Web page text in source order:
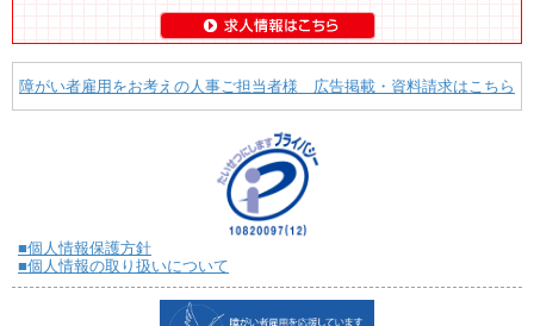
障がい者雇用をお考えの人事ご担当者様 広告掲載・資料請求はこちら
■個人情報保護方針
■個人情報の取り扱いについて